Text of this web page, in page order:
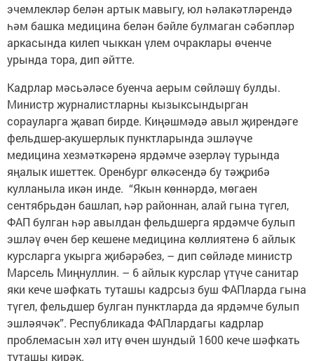
эчемлекләр белән артык мавыгу, юл һәлакәтләрендә
һәм башка медицина белән бәйле булмаган сәбәпләр
аркасында килеп чыккан үлем очраклары өченче
урында тора, дип әйтте.
Кадрлар мәсьәләсе буенча аерым сөйләшү булды.
Министр журналистларны кызыксындырган
сорауларга җавап бирде. Киңәшмәдә авыл җирендәге
фельдшер-акушерлык пунктларында эшләүче
медицина хезмәткәренә ярдәмче әзерләү турында
яңалык ишеттек. Оренбург өлкәсендә бу тәҗрибә
кулланыла икән инде. “Якын көннәрдә, мөгаен
сентябрьдән башлап, һәр районнан, алай гына түгел,
ФАП булган һәр авылдан фельдшерга ярдәмче булып
эшләү өчен бер кешене медицина көллиятенә 6 айлык
курсларга укырга җибәрәбез, – дип сөйләде министр
Марсель Миңнуллин. – 6 айлык курслар үтүче санитар
яки кече шәфкать туташы кадрсыз буш ФАПларда гына
түгел, фельдшер булган пунктларда да ярдәмче булып
эшләячәк”. Республикада ФАПлардагы кадрлар
проблемасын хәл итү өчен шундый 1600 кече шәфкать
туташы кирәк.